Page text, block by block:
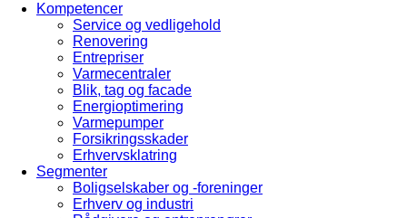
Kompetencer
Service og vedligehold
Renovering
Entrepriser
Varmecentraler
Blik, tag og facade
Energioptimering
Varmepumper
Forsikringsskader
Erhvervsklatring
Segmenter
Boligselskaber og -foreninger
Erhverv og industri